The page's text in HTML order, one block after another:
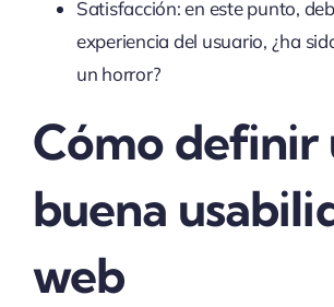
Satisfacción: en este punto,
experiencia del usuario, ¿ha
un horror?
Cómo definir
buena
web